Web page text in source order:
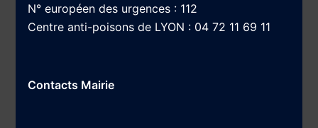
N° européen des urgences : 112
Centre anti-poisons de LYON : 04 72 11 69 11
Contacts Mairie